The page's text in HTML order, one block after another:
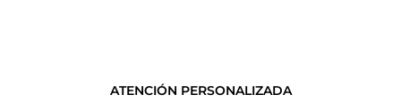
ATENCIÓN PERSONALIZADA